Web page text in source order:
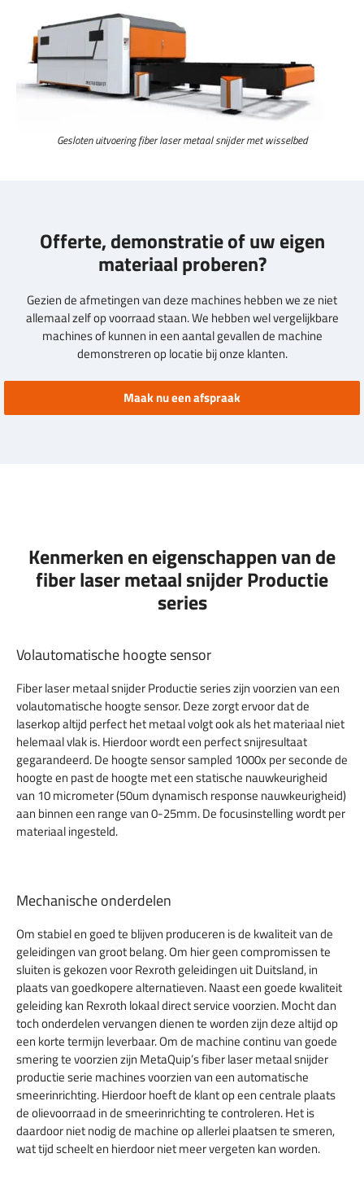
Gesloten uitvoering fiber laser metaal snijder met wisselbed
Offerte, demonstratie of uw eigen
materiaal proberen?
Gezien de afmetingen van deze machines hebben we ze niet
allemaal zelf op voorraad staan. We hebben wel vergelijkbare
machines of kunnen in een aantal gevallen de machine
demonstreren op locatie bij onze klanten.
Maak nu een afspraak
Kenmerken en eigenschappen van de
fiber laser metaal snijder Productie
series
Volautomatische hoogte sensor
Fiber laser metaal snijder Productie series zijn voorzien van een
volautomatische hoogte sensor. Deze zorgt ervoor dat de
laserkop altijd perfect het metaal volgt ook als het materiaal niet
helemaal vlak is. Hierdoor wordt een perfect snijresultaat
gegarandeerd. De hoogte sensor sampled 1000x per seconde de
hoogte en past de hoogte met een statische nauwkeurigheid
van 10 micrometer (50um dynamisch response nauwkeurigheid)
aan binnen een range van 0-25mm. De focusinstelling wordt per
materiaal ingesteld.
Mechanische onderdelen
Om stabiel en goed te blijven produceren is de kwaliteit van de
geleidingen van groot belang. Om hier geen compromissen te
sluiten is gekozen voor Rexroth geleidingen uit Duitsland, in
plaats van goedkopere alternatieven. Naast een goede kwaliteit
geleiding kan Rexroth lokaal direct service voorzien. Mocht dan
toch onderdelen vervangen dienen te worden zijn deze altijd op
een korte termijn leverbaar. Om de machine continu van goede
smering te voorzien zijn MetaQuip’s fiber laser metaal snijder
productie serie machines voorzien van een automatische
smeerinrichting. Hierdoor hoeft de klant op een centrale plaats
de olievoorraad in de smeerinrichting te controleren. Het is
daardoor niet nodig de machine op allerlei plaatsen te smeren,
wat tijd scheelt en hierdoor niet meer vergeten kan worden.